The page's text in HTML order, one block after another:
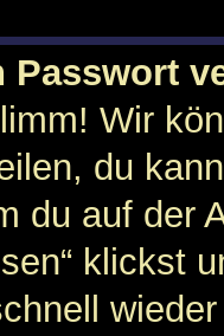
Passwort
Wir
du
du auf der
klickst